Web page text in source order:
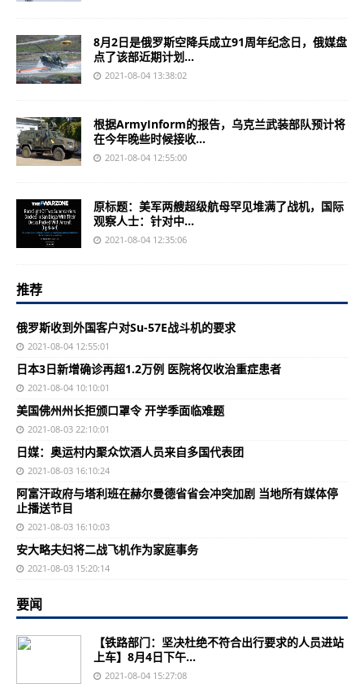
8月2日是俄罗斯空降兵成立91周年纪念日，俄媒盘
点了该部近期计划...
2021-08-04 13:38:02
根据ArmyInform的报告，乌克兰武装部队预计将
在今年晚些时候接收...
2021-08-04 12:55:00
原标题：美军两艘超级航母罕见堆满了战机，国际
观察人士：针对中...
2021-08-04 12:35:06
推荐
俄罗斯收到外国客户对Su-57E战斗机的要求
2021-08-04 12:55:01
日本3日新增确诊再超1.2万例 医院将仅收治重症患者
2021-08-04 10:10:01
美国佛州州长拒颁口罩令 开学季面临难题
2021-08-03 22:10:01
日媒：奥运村内聚众饮酒人员来自多国代表团
2021-08-03 16:10:24
阿富汗政府与塔利班在赫尔曼德省省会冲突加剧 当地所有媒体停
止播送节目
2021-08-03 16:10:03
安大略夫妇将二战飞机作为家庭事务
2021-08-03 15:20:14
要闻
【铁路部门：坚决杜绝不符合出行要求的人员进站
上车】8月4日下午...
2021-08-04 15:27:08